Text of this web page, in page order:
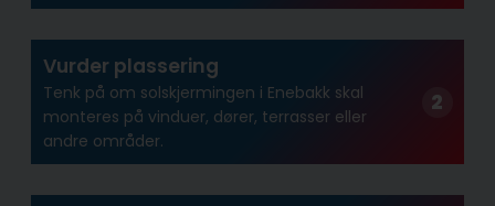
Vurder plassering
Tenk på om solskjermingen i Enebakk skal
monteres på vinduer, dører, terrasser eller
andre områder.